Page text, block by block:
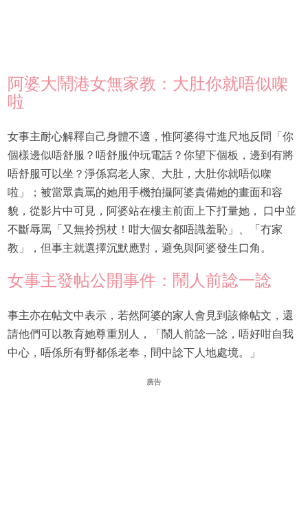
阿婆大鬧港女無家教：大肚你就唔似㗎
啦
女事主耐心解釋自己身體不適，惟阿婆得寸進尺地反問「你
個樣邊似唔舒服？唔舒服仲玩電話？你望下個板，邊到有將
唔舒服可以坐？淨係寫老人家、大肚，大肚你就唔似㗎
啦」；被當眾責罵的她用手機拍攝阿婆責備她的畫面和容
貌，從影片中可見，阿婆站在樓主前面上下打量她， 口中並
不斷辱罵「又無拎拐杖！咁大個女都唔識羞恥」、「冇家
教」，但事主就選擇沉默應對，避免與阿婆發生口角。
女事主發帖公開事件：鬧人前諗一諗
事主亦在帖文中表示，若然阿婆的家人會見到該條帖文，還
請他們可以教育她尊重別人，「鬧人前諗一諗，唔好咁自我
中心，唔係所有野都係老奉，間中諗下人地處境。」
廣告